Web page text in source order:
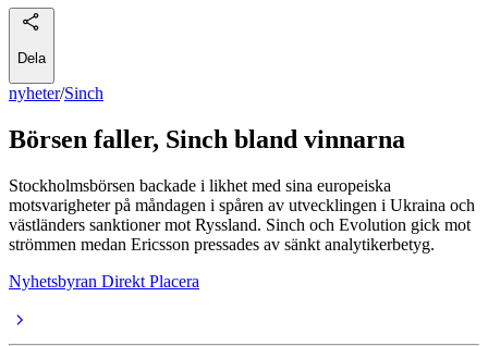
Dela
nyheter/Sinch
Börsen faller, Sinch bland vinnarna
Stockholmsbörsen backade i likhet med sina europeiska
motsvarigheter på måndagen i spåren av utvecklingen i Ukraina och
västländers sanktioner mot Ryssland. Sinch och Evolution gick mot
strömmen medan Ericsson pressades av sänkt analytikerbetyg.
Nyhetsbyran Direkt Placera